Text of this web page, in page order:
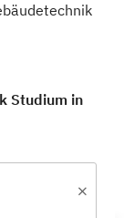
Studium in